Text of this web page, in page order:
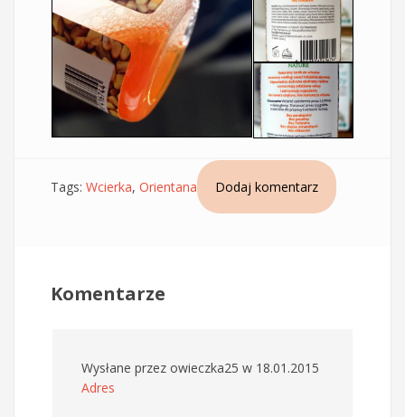
Tags: Wcierka, Orientana Dodaj komentarz
Komentarze
Wysłane przez owieczka25 w 18.01.2015
Adres